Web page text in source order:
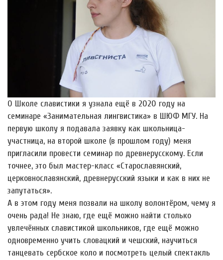
О Школе славистики я узнала ещё в 2020 году на
семинаре «Занимательная лингвистика» в ШЮФ МГУ. На
первую школу я подавала заявку как школьница-
участница, на второй школе (в прошлом году) меня
пригласили провести семинар по древнерусскому. Если
точнее, это был мастер-класс «Старославянский,
церковнославянский, древнерусский языки и как в них не
запутаться».
А в этом году меня позвали на школу волонтёром, чему я
очень рада! Не знаю, где ещё можно найти столько
увлечëнных славистикой школьников, где ещё можно
одновременно учить словацкий и чешский, научиться
танцевать сербское коло и посмотреть целый спектакль